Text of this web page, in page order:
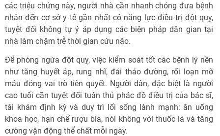
các triệu chứng này, người nhà cần nhanh chóng đưa bệnh
nhân đến cơ sở y tế gần nhất có năng lực điều trị đột quỵ,
tuyệt đối không tự ý áp dụng các biện pháp dân gian tại
nhà làm chậm trễ thời gian cứu não.
Để phòng ngừa đột quỵ, việc kiểm soát tốt các bệnh lý nền
như tăng huyết áp, rung nhĩ, đái tháo đường, rối loạn mỡ
máu đóng vai trò tiên quyết. Người dân, đặc biệt là người
cao tuổi cần tuyệt đối tuân thủ phác đồ điều trị của bác sĩ,
tái khám định kỳ và duy trì lối sống lành mạnh: ăn uống
khoa học, hạn chế rượu bia, nói không với thuốc lá và tăng
cường vận động thể chất mỗi ngày.